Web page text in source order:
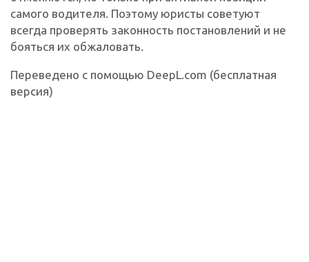
самого водителя. Поэтому юристы советуют
всегда проверять законность постановлений и не
бояться их обжаловать.
Переведено с помощью DeepL.com (бесплатная
версия)